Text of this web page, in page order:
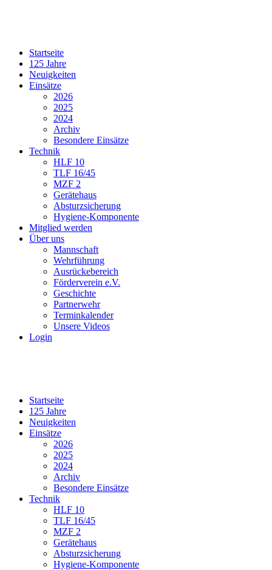
Startseite
125 Jahre
Neuigkeiten
Einsätze
2026
2025
2024
Archiv
Besondere Einsätze
Technik
HLF 10
TLF 16/45
MZF 2
Gerätehaus
Absturzsicherung
Hygiene-Komponente
Mitglied werden
Über uns
Mannschaft
Wehrführung
Ausrückebereich
Förderverein e.V.
Geschichte
Partnerwehr
Terminkalender
Unsere Videos
Login
Startseite
125 Jahre
Neuigkeiten
Einsätze
2026
2025
2024
Archiv
Besondere Einsätze
Technik
HLF 10
TLF 16/45
MZF 2
Gerätehaus
Absturzsicherung
Hygiene-Komponente